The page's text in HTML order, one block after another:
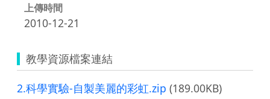
上傳時間
2010-12-21
教學資源檔案連結
2.科學實驗-自製美麗的彩虹.zip (189.00KB)